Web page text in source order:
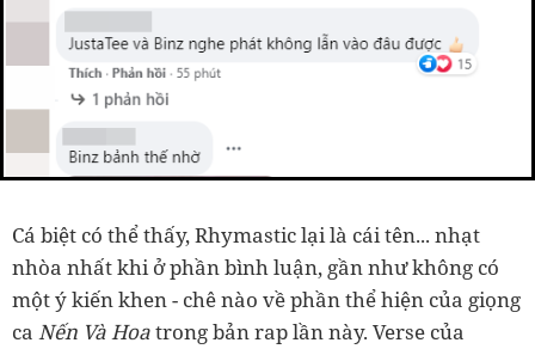
Cá biệt có thể thấy, Rhymastic lại là cái tên... nhạt
nhòa nhất khi ở phần bình luận, gần như không có
một ý kiến khen - chê nào về phần thể hiện của giọng
ca Nến Và Hoatrong bản rap lần này. Verse của